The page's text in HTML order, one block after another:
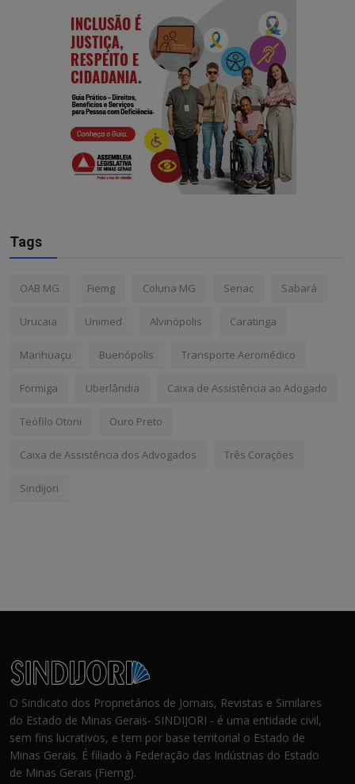
Tags
OAB MG Fiemg Coluna MG Senac Sabará
Urucaia Unimed Alvinópolis Caratinga
Manhuaçu Buenópolis Transporte Aeromédico
Formiga Uberlândia Caixa de Assistência ao Adogado
Teófilo Otoni Ouro Preto
Caixa de Assistência dos Advogados Três Corações
Sindijori
O Sindicato dos Proprietários de Jornais, Revistas e Similares
do Estado de Minas Gerais- SINDIJORI - é uma entidade civil,
sem fins lucrativos, e tem por base territorial o Estado de
Minas Gerais. É filiado à Federação das Indústrias do Estado
de Minas Gerais (Fiemg).